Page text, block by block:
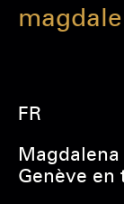
FR
Genève